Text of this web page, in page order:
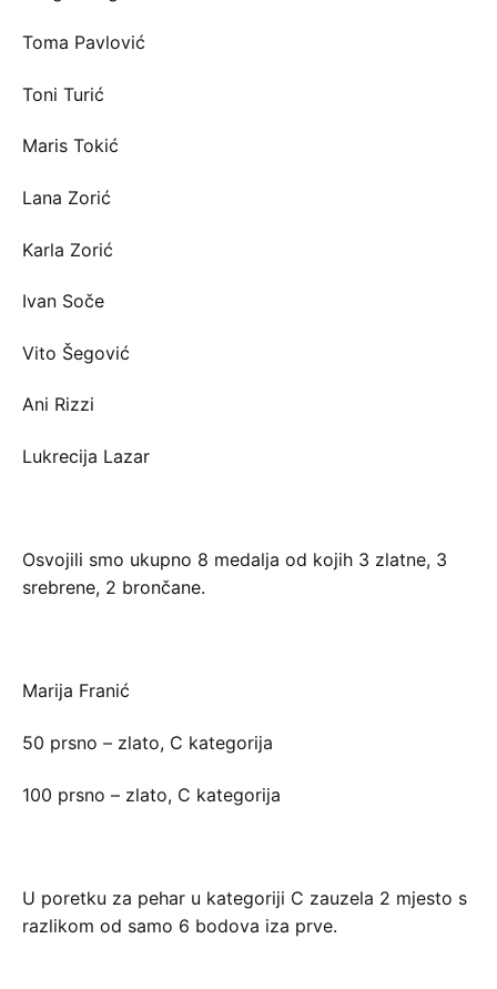
Toma Pavlović
Toni Turić
Maris Tokić
Lana Zorić
Karla Zorić
Ivan Soče
Vito Šegović
Ani Rizzi
Lukrecija Lazar
Osvojili smo ukupno 8 medalja od kojih 3 zlatne, 3
srebrene, 2 brončane.
Marija Franić
50 prsno – zlato, C kategorija
100 prsno – zlato, C kategorija
U poretku za pehar u kategoriji C zauzela 2 mjesto s
razlikom od samo 6 bodova iza prve.